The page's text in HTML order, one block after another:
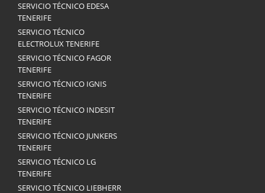
SERVICIO TÉCNICO EDESA
TENERIFE
SERVICIO TÉCNICO
ELECTROLUX TENERIFE
SERVICIO TÉCNICO FAGOR
TENERIFE
SERVICIO TÉCNICO IGNIS
TENERIFE
SERVICIO TÉCNICO INDESIT
TENERIFE
SERVICIO TÉCNICO JUNKERS
TENERIFE
SERVICIO TÉCNICO LG
TENERIFE
SERVICIO TÉCNICO LIEBHERR